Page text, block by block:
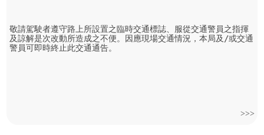
敬請駕駛者遵守路上所設置之臨時交通標誌、服從交通警員之指揮
及諒解是次改動所造成之不便。因應現場交通情況，本局及/或交通
警員可即時終止此交通通告。
>>>